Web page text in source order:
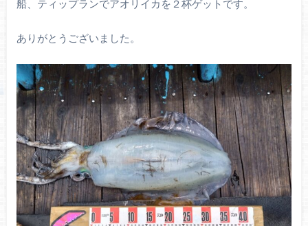
船、ティップランでアオリイカを２杯ゲットです。
ありがとうございました。